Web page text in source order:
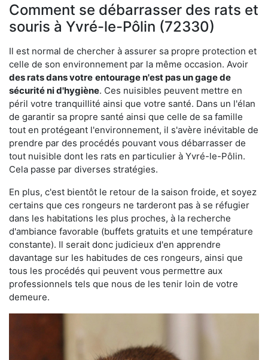
Comment se débarrasser des rats et
souris à Yvré-le-Pôlin (72330)
Il est normal de chercher à assurer sa propre protection et
celle de son environnement par la même occasion. Avoir
des rats dans votre entourage n'est pas un gage de
sécurité ni d'hygiène. Ces nuisibles peuvent mettre en
péril votre tranquillité ainsi que votre santé. Dans un l'élan
de garantir sa propre santé ainsi que celle de sa famille
tout en protégeant l'environnement, il s'avère inévitable de
prendre par des procédés pouvant vous débarrasser de
tout nuisible dont les rats en particulier à Yvré-le-Pôlin.
Cela passe par diverses stratégies.
En plus, c'est bientôt le retour de la saison froide, et soyez
certains que ces rongeurs ne tarderont pas à se réfugier
dans les habitations les plus proches, à la recherche
d'ambiance favorable (buffets gratuits et une température
constante). Il serait donc judicieux d'en apprendre
davantage sur les habitudes de ces rongeurs, ainsi que
tous les procédés qui peuvent vous permettre aux
professionnels tels que nous de les tenir loin de votre
demeure.